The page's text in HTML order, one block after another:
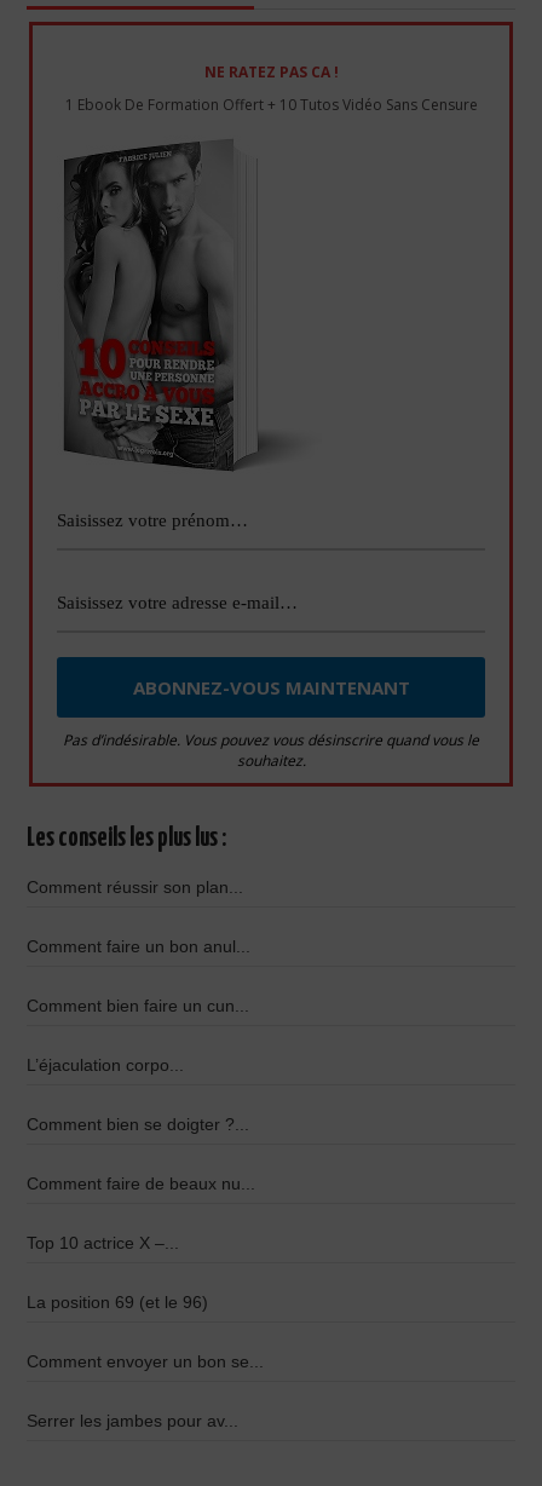
NE RATEZ PAS CA !
1 Ebook De Formation Offert + 10 Tutos Vidéo Sans Censure
Pas d’indésirable. Vous pouvez vous désinscrire quand vous le
souhaitez.
Les conseils les plus lus :
Comment réussir son plan...
Comment faire un bon anul...
Comment bien faire un cun...
L’éjaculation corpo...
Comment bien se doigter ?...
Comment faire de beaux nu...
Top 10 actrice X –...
La position 69 (et le 96)
Comment envoyer un bon se...
Serrer les jambes pour av...